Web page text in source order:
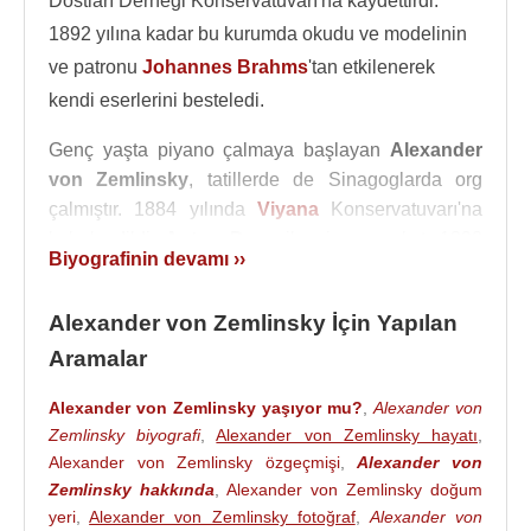
1892 yılına kadar bu kurumda okudu ve modelinin
ve patronu Johannes Brahms'tan etkilenerek
kendi eserlerini besteledi.
Genç yaşta piyano çalmaya başlayan Alexander
von Zemlinsky, tatillerde de Sinagoglarda org
çalmıştır. 1884 yılında ViyanaKonservatuvarı'na
yılında okulun piyano yarışmasını kazandı.
1892 yılına kadar çalışmalarına devam etmiş ve
Robert Fuchs ile teori,
yıllarda da bestelerini yapmaya başlamıştır.
O dönemlerde Zemlinsky'nin
Johannes Brahms
gibi önemli ve değerli bir destekçisi vardı. 1893
yılında öğretmeniJohann Nepomuk Fuch 'sun
Biyografinin devamı ››
Alexander von Zemlinsky İçin Yapılan
Aramalar
Alexander von Zemlinsky yaşıyor mu?
Alexander von
Zemlinsky biyografi,Alexander von Zemlinsky hayatı
Alexander von Zemlinsky özgeçmişi,Alexander von
Zemlinsky hakkında
Alexander von Zemlinsky doğum
yeri ,Alexander von Zemlinsky fotoğraf, Alexander von